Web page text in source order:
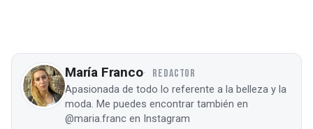
María Franco REDACTOR
Apasionada de todo lo referente a la belleza y la
moda. Me puedes encontrar también en
@maria.franc en Instagram